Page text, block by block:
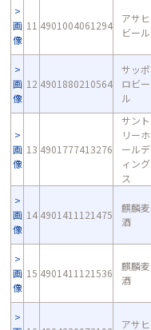
画
像
11 4901004061294
アサヒ
ビール
画
像
12 4901880210564
サッポ
ロビー
ル
画
像
13 4901777413276
サント
リーホ
ールデ
ィング
ス
画
像
14 4901411121475
麒麟麦
酒
画
像
15 4901411121536
麒麟麦
酒
アサヒ